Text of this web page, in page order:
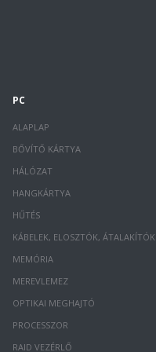
PC
ALAPLAP
BŐVÍTŐ KÁRTYA
HÁLÓZAT
HANGKÁRTYA
HŰTÉS
KÁBELEK, ELOSZTÓK, ÁTALAKÍTÓK
MEMÓRIA
MEREVLEMEZ
OPTIKAI MEGHAJTÓ
PROCESSZOR
RAID VEZÉRLŐ